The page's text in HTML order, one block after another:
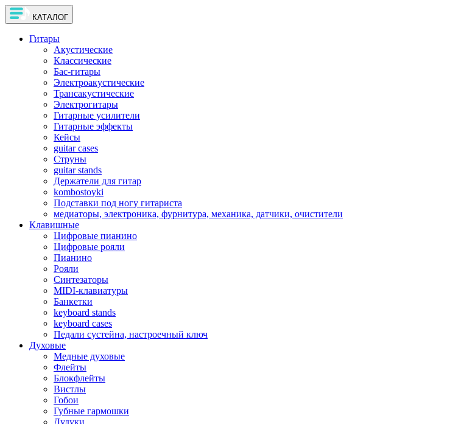
КАТАЛОГ
Гитары
Акустические
Классические
Бас-гитары
Электроакустические
Трансакустические
Электрогитары
Гитарные усилители
Гитарные эффекты
Кейсы
guitar cases
Струны
guitar stands
Держатели для гитар
kombostoyki
Подставки под ногу гитариста
медиаторы, электроника, фурнитура, механика, датчики, очистители
Клавишные
Цифровые пианино
Цифровые рояли
Пианино
Рояли
Синтезаторы
MIDI-клавиатуры
Банкетки
keyboard stands
keyboard cases
Педали сустейна, настроечный ключ
Духовые
Медные духовые
Флейты
Блокфлейты
Вистлы
Гобои
Губные гармошки
Дудуки